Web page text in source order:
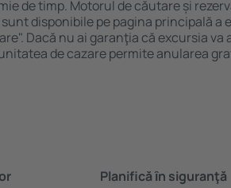
de timp. Motorul de căutare și
disponibile pe pagina principală a
Dacă nu ai garanţia că excursia va
de cazare permite anularea
Planifică ȋn siguranţă